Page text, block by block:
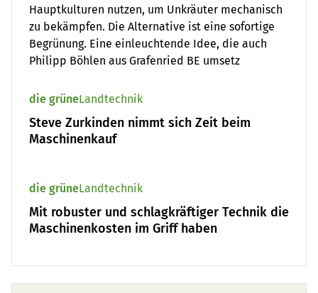
Hauptkulturen nutzen, um Unkräuter mechanisch
zu bekämpfen. Die Alternative ist eine sofortige
Begrünung. Eine einleuchtende Idee, die auch
Philipp Böhlen aus Grafenried BE umsetz
die grüneLandtechnik
Steve Zurkinden nimmt sich Zeit beim
Maschinenkauf
die grüneLandtechnik
Mit robuster und schlagkräftiger Technik die
Maschinenkosten im Griff haben